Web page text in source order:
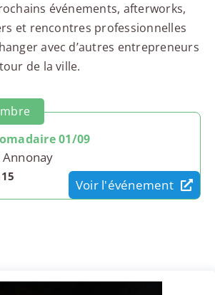
événements, afterworks,
et rencontres professionnelles
avec d’autres entrepreneurs
de la ville.
01/09
Voir l'événement